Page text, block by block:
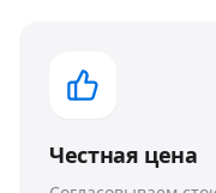
Честная цена